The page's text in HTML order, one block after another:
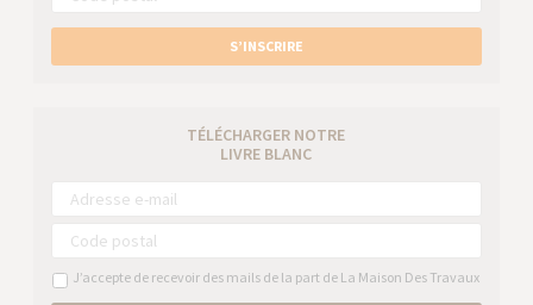
S’INSCRIRE
TÉLÉCHARGER NOTRE
LIVRE BLANC
J’accepte de recevoir des mails de la part de La Maison Des Travaux